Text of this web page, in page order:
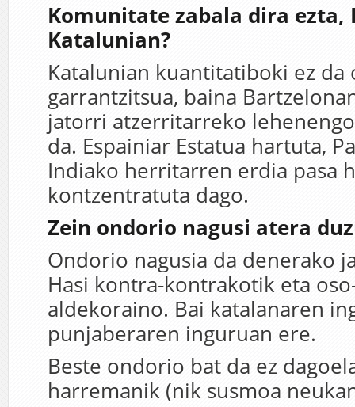
Komunitate zabala dira ezta,
Katalunian?
Katalunian kuantitatiboki ez da
garrantzitsua, baina
jatorri atzerritarreko
da. Espainiar Estatua hartuta,
Indiako herritarren erdia pasa
kontzentratuta dago.
Zein ondorio nagusi atera
Ondorio nagusia da denerako
Hasi kontra-kontrakotik eta
aldekoraino. Bai katalanaren
punjaberaren inguruan ere.
Beste ondorio bat da ez
harremanik (nik susmoa